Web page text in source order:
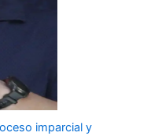
imparcial y